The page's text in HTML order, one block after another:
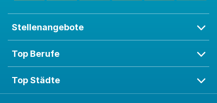
Stellenangebote
Top Berufe
Top Städte